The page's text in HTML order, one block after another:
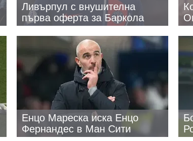
Ливърпул с внушителна
първа оферта за Баркола
Енцо Мареска иска Енцо
Фернандес в Ман Сити